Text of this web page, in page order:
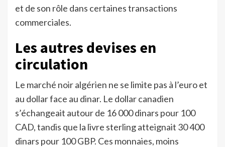
et de son rôle dans certaines transactions
commerciales.
Les autres devises en
circulation
Le marché noir algérien ne se limite pas à l’euro et
au dollar face au dinar. Le dollar canadien
s’échangeait autour de 16 000 dinars pour 100
CAD, tandis que la livre sterling atteignait 30 400
dinars pour 100 GBP. Ces monnaies, moins